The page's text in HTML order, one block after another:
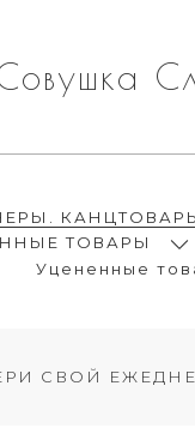
ТОВАРЫ
Уцененные
СВОЙ